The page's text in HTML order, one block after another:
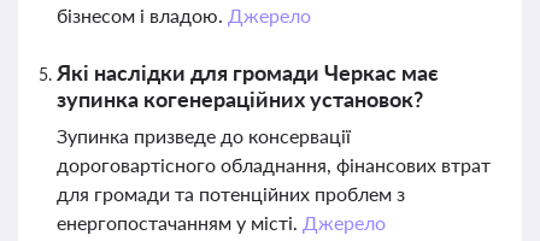
бізнесом і владою. Джерело
Які наслідки для громади Черкас має
зупинка когенераційних установок?
Зупинка призведе до консервації
дороговартісного обладнання, фінансових втрат
для громади та потенційних проблем з
енергопостачанням у місті. Джерело